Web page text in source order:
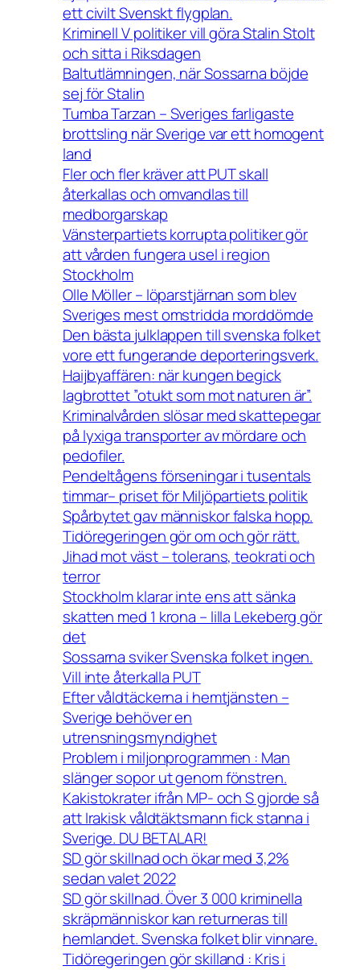
ett civilt Svenskt flygplan.
Kriminell V politiker vill göra Stalin Stolt
och sitta i Riksdagen
Baltutlämningen, när Sossarna böjde
sej för Stalin
Tumba Tarzan – Sveriges farligaste
brottsling när Sverige var ett homogent
land
Fler och fler kräver att PUT skall
återkallas och omvandlas till
medborgarskap
Vänsterpartiets korrupta politiker gör
att vården fungera usel i region
Stockholm
Olle Möller – löparstjärnan som blev
Sveriges mest omstridda morddömde
Den bästa julklappen till svenska folket
vore ett fungerande deporteringsverk.
Haijbyaffären: när kungen begick
lagbrottet ”otukt som mot naturen är”.
Kriminalvården slösar med skattepegar
på lyxiga transporter av mördare och
pedofiler.
Pendeltågens förseningar i tusentals
timmar– priset för Miljöpartiets politik
Spårbytet gav människor falska hopp.
Tidöregeringen gör om och gör rätt.
Jihad mot väst – tolerans, teokrati och
terror
Stockholm klarar inte ens att sänka
skatten med 1 krona – lilla Lekeberg gör
det
Sossarna sviker Svenska folket ingen.
Vill inte återkalla PUT
Efter våldtäckerna i hemtjänsten –
Sverige behöver en
utrensningsmyndighet
Problem i miljonprogrammen : Man
slänger sopor ut genom fönstren.
Kakistokrater ifrån MP- och S gjorde så
att Irakisk våldtäktsmann fick stanna i
Sverige. DU BETALAR!
SD gör skillnad och ökar med 3,2%
sedan valet 2022
SD gör skillnad. Över 3 000 kriminella
skräpmänniskor kan returneras till
hemlandet. Svenska folket blir vinnare.
Tidöregeringen gör skilland : Kris i